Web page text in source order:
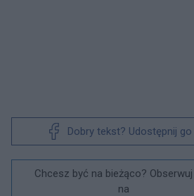
Dobry tekst? Udostępnij
Chcesz być na bieżąco?
na